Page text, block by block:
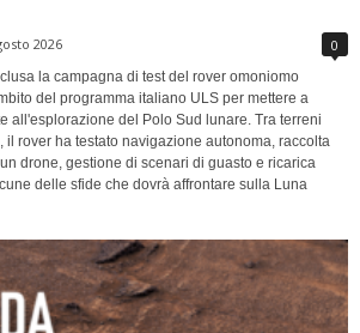
2026 0
la campagna di test del rover omoniomo
del programma italiano ULS per mettere a
all'esplorazione del Polo Sud lunare. Tra terreni
rover ha testato navigazione autonoma, raccolta
drone, gestione di scenari di guasto e ricarica
delle sfide che dovrà affrontare sulla Luna